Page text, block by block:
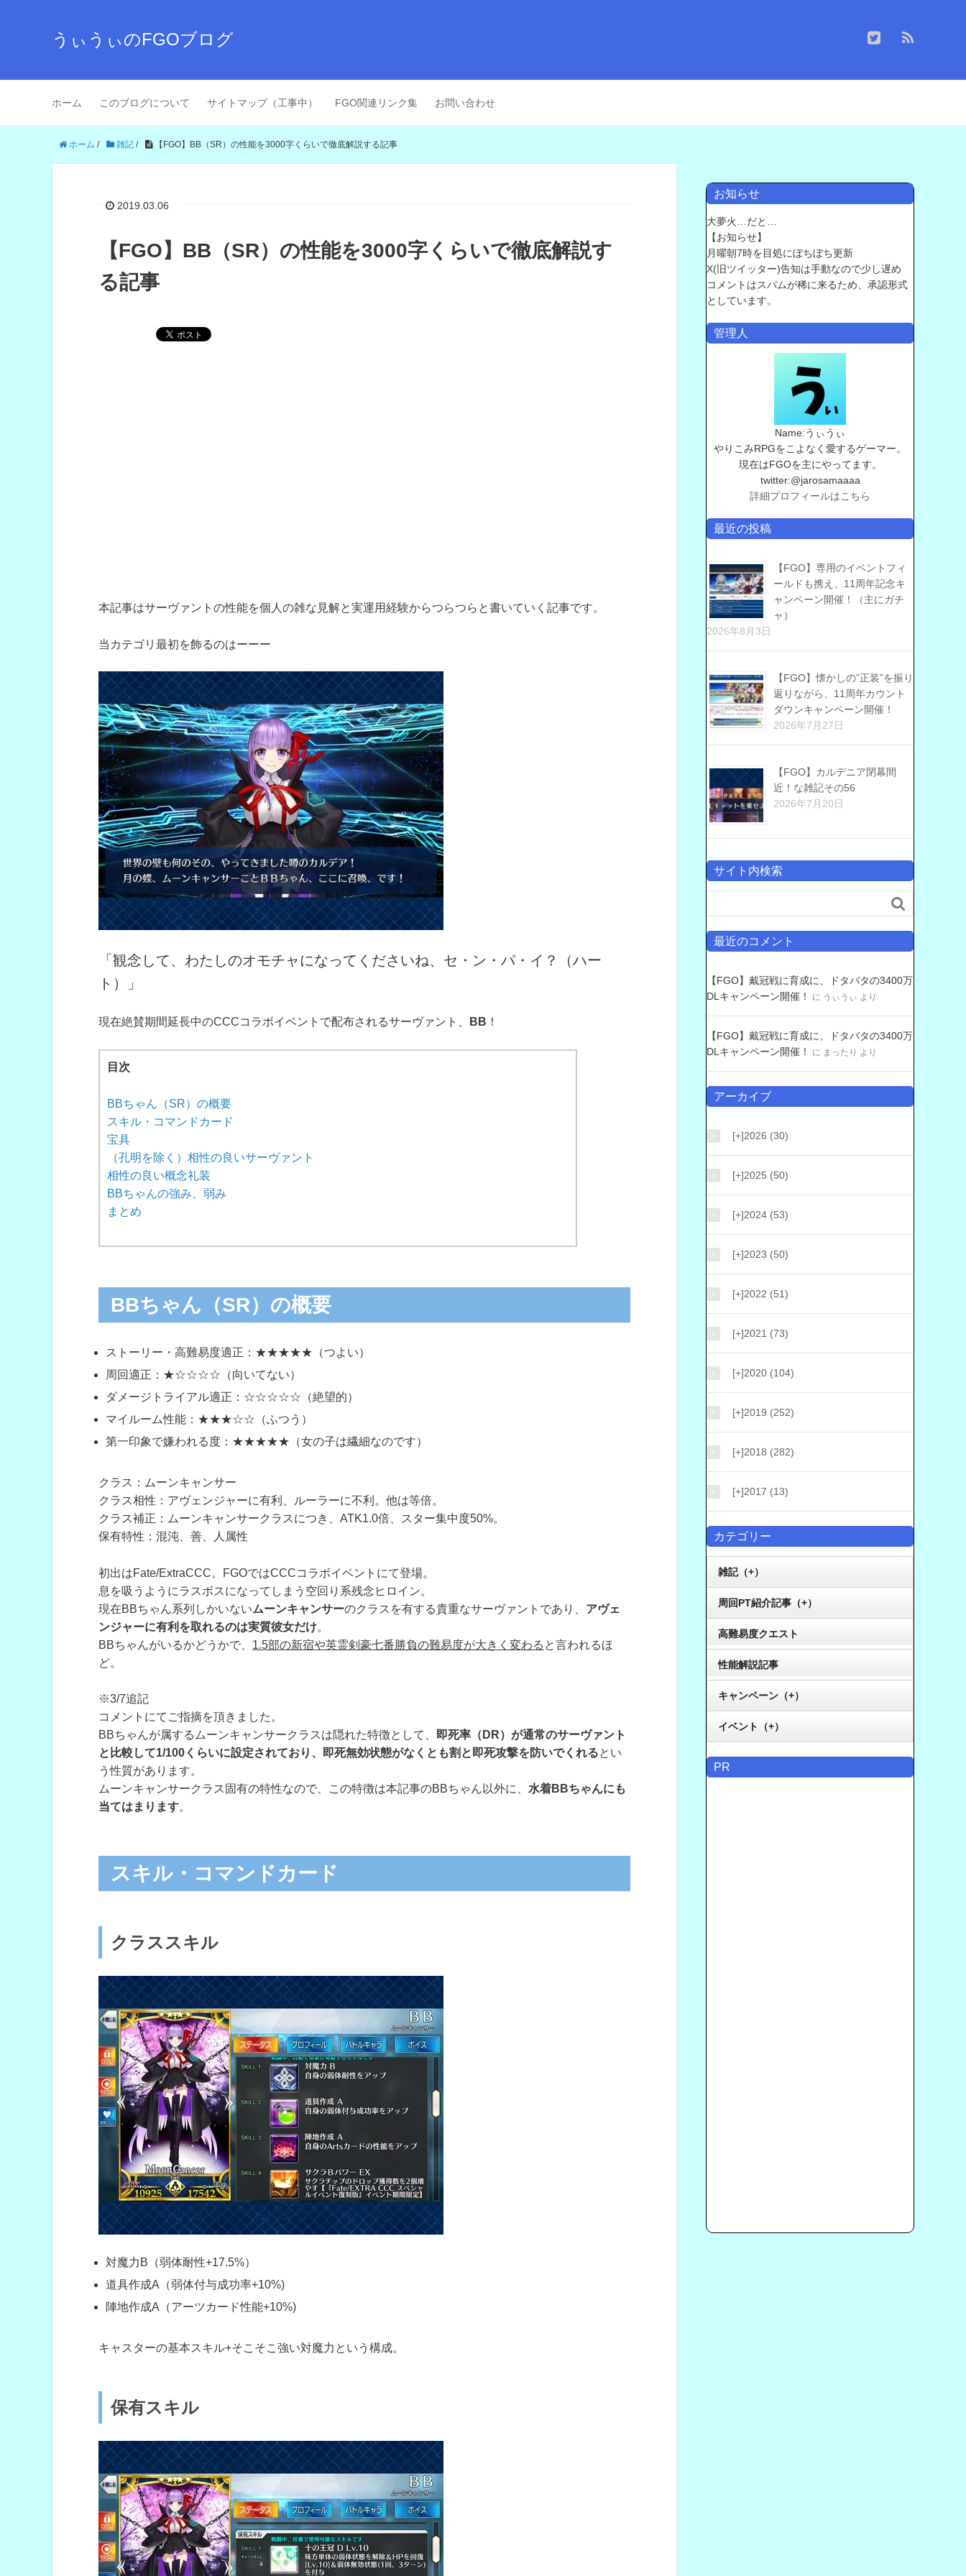
うぃうぃのFGOブログ
ホーム このブログについて サイトマップ（工事中） FGO関連リンク集 お問い合わせ
ホーム / 雑記 / 【FGO】BB（SR）の性能を3000字くらいで徹底解説する記事
2019.03.06
【FGO】BB（SR）の性能を3000字くらいで徹底解説す
る記事
本記事はサーヴァントの性能を個人の雑な見解と実運用経験からつらつらと書いていく記事です。
当カテゴリ最初を飾るのはーーー
「観念して、わたしのオモチャになってくださいね、セ・ン・パ・イ？（ハー
ト）」
現在絶賛期間延長中のCCCコラボイベントで配布されるサーヴァント、 BB ！
目次
BBちゃん（SR）の概要
スキル・コマンドカード
宝具
（孔明を除く）相性の良いサーヴァント
相性の良い概念礼装
BBちゃんの強み、弱み
まとめ
BBちゃん（SR）の概要
ストーリー・高難易度適正：★★★★★（つよい）
周回適正：★☆☆☆☆（向いてない）
ダメージトライアル適正：☆☆☆☆☆（絶望的）
マイルーム性能：★★★☆☆（ふつう）
第一印象で嫌われる度：★★★★★（女の子は繊細なのです）
クラス：ムーンキャンサー
クラス相性：アヴェンジャーに有利、ルーラーに不利。他は等倍。
クラス補正：ムーンキャンサークラスにつき、ATK1.0倍、スター集中度50%。
保有特性：混沌、善、人属性
初出はFate/ExtraCCC。FGOではCCCコラボイベントにて登場。
息を吸うようにラスボスになってしまう空回り系残念ヒロイン。
現在BBちゃん系列しかいないムーンキャンサーのクラスを有する貴重なサーヴァントであり、 アヴェ
ンジャーに有利を取れるのは実質彼女だけ。
BBちゃんがいるかどうかで、 1.5部の新宿や英霊剣豪七番勝負の難易度が大きく変わる と言われるほ
ど。
※3/7追記
コメントにてご指摘を頂きました。
BBちゃんが属するムーンキャンサークラスは隠れた特徴として、
即死率（DR）が通常のサーヴァント
と比較して1/100くらいに設定されており、
即死無効状態がなくとも割と即死攻撃を防いでくれるとい
う性質があります。
ムーンキャンサークラス固有の特性なので、この特徴は本記事のBBちゃん以外に、 水着BBちゃんにも
当てはまります。
スキル・コマンドカード
クラススキル
対魔力B（弱体耐性+17.5%）
道具作成A（弱体付与成功率+10%)
陣地作成A（アーツカード性能+10%)
キャスターの基本スキル+そこそこ強い対魔力という構成。
保有スキル
お知らせ
大夢火…だと…
【お知らせ】
月曜朝7時を目処にぼちぼち更新
X(旧ツイッター)告知は手動なので少し遅め
コメントはスパムが稀に来るため、承認形式
としています。
管理人
Name:うぃうぃ
やりこみRPGをこよなく愛するゲーマー。
現在はFGOを主にやってます。
twitter:@jarosamaaaa
詳細プロフィールはこちら
最近の投稿
【FGO】専用のイベントフィ
ールドも携え、11周年記念キ
ャンペーン開催！（主にガチ
ャ）
2026年8月3日
【FGO】懐かしの”正装”を振り
返りながら、11周年カウント
ダウンキャンペーン開催！
2026年7月27日
【FGO】カルデニア閉幕間
近！な雑記その56
2026年7月20日
サイト内検索

最近のコメント
【FGO】戴冠戦に育成に、ドタバタの3400万
DLキャンペーン開催！
に うぃうぃ より
【FGO】戴冠戦に育成に、ドタバタの3400万
DLキャンペーン開催！
に まったり より
アーカイブ
[+]2026 (30)
[+]2025 (50)
[+]2024 (53)
[+]2023 (50)
[+]2022 (51)
[+]2021 (73)
[+]2020 (104)
[+]2019 (252)
[+]2018 (282)
[+]2017 (13)
カテゴリー
雑記（+）
周回PT紹介記事（+）
高難易度クエスト
性能解説記事
キャンペーン（+）
イベント（+）
PR